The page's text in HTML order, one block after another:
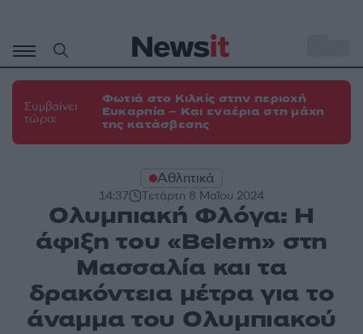
περιεχόμενο
Συμβαίνει
τώρα:
Φωτιά στο Κιλκίς στην περιοχή
Ευκαρπία – Και εναέρια στη μάχη
της κατάσβεσης
Αθλητικά
14:37 Τετάρτη 8 Μαΐου 2024
Ολυμπιακή Φλόγα: Η
άφιξη του «Belem» στη
Μασσαλία και τα
δρακόντεια μέτρα για το
άναμμα του Ολυμπιακού